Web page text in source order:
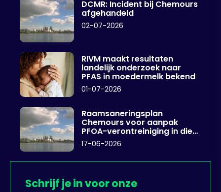
DCMR: Incident bij Chemours
afgehandeld
02-07-2026
RIVM maakt resultaten
landelijk onderzoek naar
PFAS in moedermelk bekend
01-07-2026
Raamsaneringsplan
Chemours voor aanpak
PFOA-verontreiniging in diep
grondwater
17-06-2026
Schrijf je in voor onze